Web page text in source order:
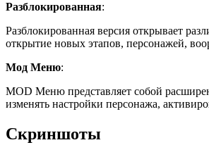
Разблокированная:
Разблокированная версия открывает
открытие новых этапов, персонажей,
Мод Меню:
MOD Меню представляет собой
изменять настройки персонажа,
Скриншоты